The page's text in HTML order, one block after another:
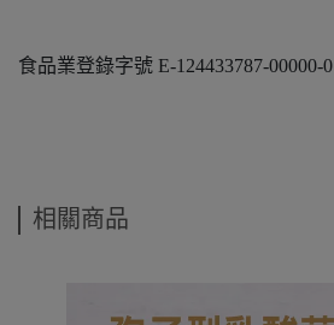
食品業登錄字號 E-124433787-00000-0
相關商品